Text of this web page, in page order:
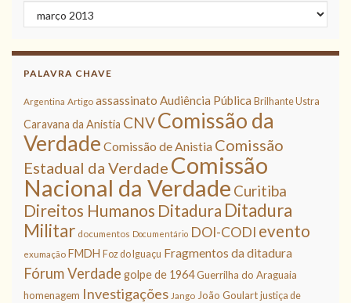
Arquivos
PALAVRA CHAVE
Argentina Artigo assassinato Audiência Pública Brilhante Ustra
Caravana da Anistia CNVComissão da
Verdade Comissão de Anistia Comissão
Estadual da Verdade Comissão
Nacional da Verdade Curitiba
Direitos Humanos Ditadura Ditadura
Militar documentos Documentário DOI-CODI evento
exumação FMDH Foz do Iguaçu Fragmentos da ditadura
Fórum Verdade golpe de 1964Guerrilha do Araguaia
homenagem Investigações Jango João Goulart justiça de